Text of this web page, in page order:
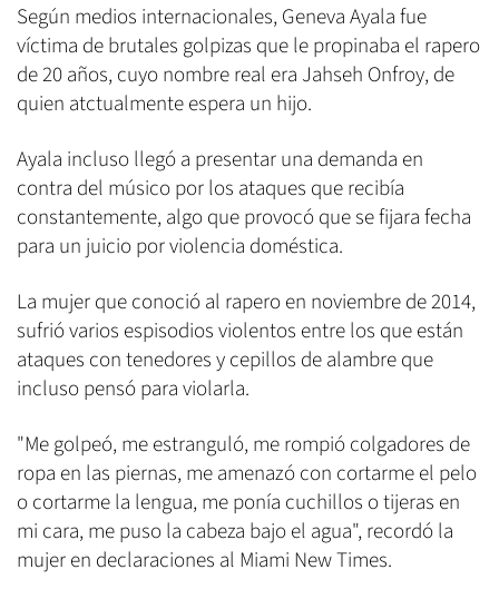
Según medios internacionales, Geneva Ayala fue
víctima de brutales golpizas que le propinaba el rapero
de 20 años, cuyo nombre real era Jahseh Onfroy, de
quien atctualmente espera un hijo.
Ayala incluso llegó a presentar una demanda en
contra del músico por los ataques que recibía
constantemente, algo que provocó que se fijara fecha
para un juicio por violencia doméstica.
La mujer que conoció al rapero en noviembre de 2014,
sufrió varios espisodios violentos entre los que están
ataques con tenedores y cepillos de alambre que
incluso pensó para violarla.
"Me golpeó, me estranguló, me rompió colgadores de
ropa en las piernas, me amenazó con cortarme el pelo
o cortarme la lengua, me ponía cuchillos o tijeras en
mi cara, me puso la cabeza bajo el agua", recordó la
mujer en declaraciones al Miami New Times.